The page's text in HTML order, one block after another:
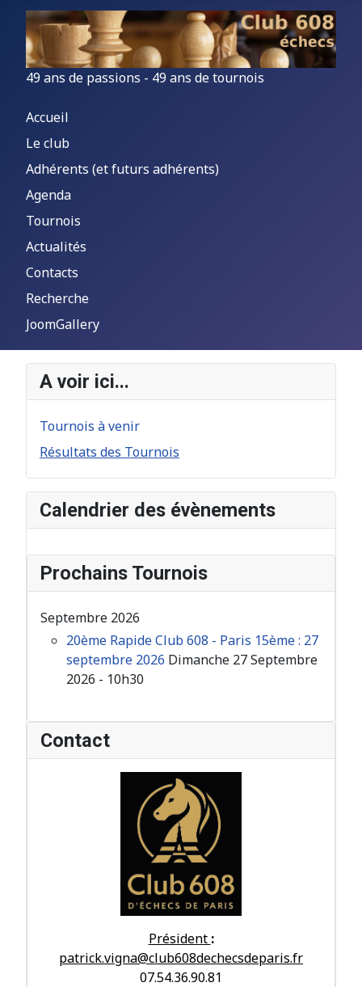
49 ans de passions - 49 ans de tournois
Accueil
Le club
Adhérents (et futurs adhérents)
Agenda
Tournois
Actualités
Contacts
Recherche
JoomGallery
A voir ici...
Tournois à venir
Résultats des Tournois
Calendrier des évènements
Prochains Tournois
Septembre 2026
20ème Rapide Club 608 - Paris 15ème : 27
septembre 2026 Dimanche 27 Septembre
2026 - 10h30
Contact
Président :
patrick.vigna@club608dechecsdeparis.fr
07.54.36.90.81